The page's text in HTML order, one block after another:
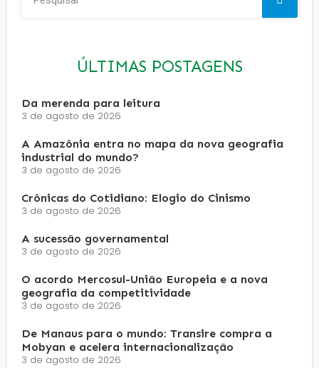
ÚLTIMAS POSTAGENS
Da merenda para leitura
3 de agosto de 2026
A Amazônia entra no mapa da nova geografia
industrial do mundo?
3 de agosto de 2026
Crônicas do Cotidiano: Elogio do Cinismo
3 de agosto de 2026
A sucessão governamental
3 de agosto de 2026
O acordo Mercosul-União Europeia e a nova
geografia da competitividade
3 de agosto de 2026
De Manaus para o mundo: Transire compra a
Mobyan e acelera internacionalização
3 de agosto de 2026